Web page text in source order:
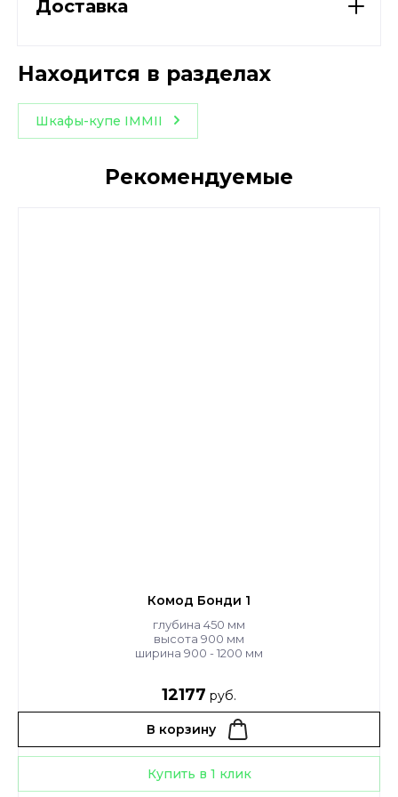
Доставка
Находится в разделах
Шкафы-купе IMMII
Рекомендуемые
Комод Бонди 1
глубина 450 мм
высота 900 мм
ширина 900 - 1200 мм
12177 руб.
В корзину
Купить в 1 клик